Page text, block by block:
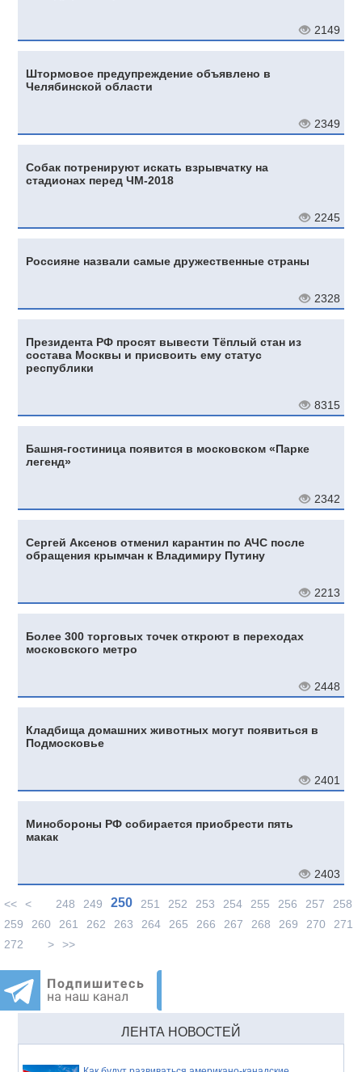
2149
Штормовое предупреждение объявлено в
Челябинской области
2349
Собак потренируют искать взрывчатку на
стадионах перед ЧМ-2018
2245
Россияне назвали самые дружественные страны
2328
Президента РФ просят вывести Тёплый стан из
состава Москвы и присвоить ему статус
республики
8315
Башня-гостиница появится в московском «Парке
легенд»
2342
Сергей Аксенов отменил карантин по АЧС после
обращения крымчан к Владимиру Путину
2213
Более 300 торговых точек откроют в переходах
московского метро
2448
Кладбища домашних животных могут появиться в
Подмосковье
2401
Минобороны РФ собирается приобрести пять
макак
2403
<< < 248 249 250 251 252 253 254 255 256 257
258
259
260 261 262 263 264 265 266 267 268 269 270
271
272
> >>
ЛЕНТА НОВОСТЕЙ